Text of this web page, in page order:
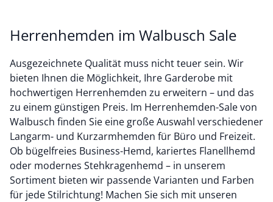
Herrenhemden im Walbusch Sale
Ausgezeichnete Qualität muss nicht teuer sein. Wir
bieten Ihnen die Möglichkeit, Ihre Garderobe mit
hochwertigen Herrenhemden zu erweitern – und das
zu einem günstigen Preis. Im Herrenhemden-Sale von
Walbusch finden Sie eine große Auswahl verschiedener
Langarm- und Kurzarmhemden für Büro und Freizeit.
Ob bügelfreies Business-Hemd, kariertes Flanellhemd
oder modernes Stehkragenhemd – in unserem
Sortiment bieten wir passende Varianten und Farben
für jede Stilrichtung! Machen Sie sich mit unseren